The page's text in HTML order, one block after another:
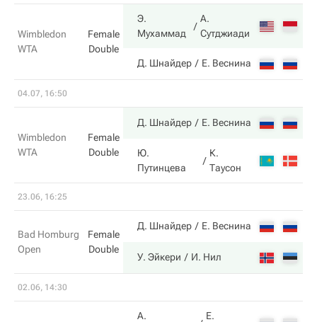
Wimbledon
WTA
Female
Double
Э.
Мухаммад
А.
Сутджиади
Д. Шнайдер Е. Веснина
04.07, 16:50
Wimbledon
WTA
Female
Double
Д. Шнайдер Е. Веснина
Ю.
Путинцева
К.
Таусон
23.06, 16:25
Bad Homburg
Open
Female
Double
Д. Шнайдер Е. Веснина
У. Эйкери И. Нил
02.06, 14:30
А.
Е.